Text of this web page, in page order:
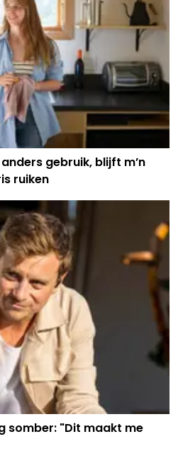
gebruik, blijft m’n
ruiken
somber: "Dit maakt me